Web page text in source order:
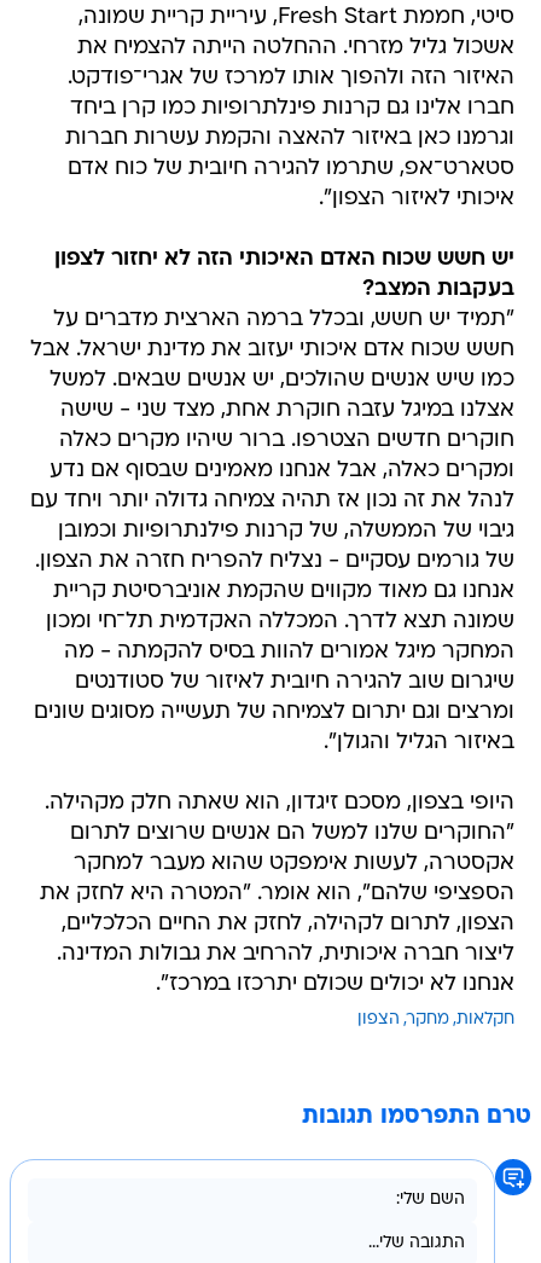
סיטי, חממת Fresh Start, עיריית קריית שמונה,
אשכול גליל מזרחי. ההחלטה הייתה להצמיח את
האיזור הזה ולהפוך אותו למרכז של אגרי־פודקט.
חברו אלינו גם קרנות פינלתרופיות כמו קרן ביחד
וגרמנו כאן באיזור להאצה והקמת עשרות חברות
סטארט־אפ, שתרמו להגירה חיובית של כוח אדם
איכותי לאיזור הצפון".
יש חשש שכוח האדם האיכותי הזה לא יחזור לצפון
בעקבות המצב?
"תמיד יש חשש, ובכלל ברמה הארצית מדברים על
חשש שכוח אדם איכותי יעזוב את מדינת ישראל. אבל
כמו שיש אנשים שהולכים, יש אנשים שבאים. למשל
אצלנו במיגל עזבה חוקרת אחת, מצד שני - שישה
חוקרים חדשים הצטרפו. ברור שיהיו מקרים כאלה
ומקרים כאלה, אבל אנחנו מאמינים שבסוף אם נדע
לנהל את זה נכון אז תהיה צמיחה גדולה יותר ויחד עם
גיבוי של הממשלה, של קרנות פילנתרופיות וכמובן
של גורמים עסקיים - נצליח להפריח חזרה את הצפון.
אנחנו גם מאוד מקווים שהקמת אוניברסיטת קריית
שמונה תצא לדרך. המכללה האקדמית תל־חי ומכון
המחקר מיגל אמורים להוות בסיס להקמתה - מה
שיגרום שוב להגירה חיובית לאיזור של סטודנטים
ומרצים וגם יתרום לצמיחה של תעשייה מסוגים שונים
באיזור הגליל והגולן".
היופי בצפון, מסכם זיגדון, הוא שאתה חלק מקהילה.
"החוקרים שלנו למשל הם אנשים שרוצים לתרום
אקסטרה, לעשות אימפקט שהוא מעבר למחקר
הספציפי שלהם", הוא אומר. "המטרה היא לחזק את
הצפון, לתרום לקהילה, לחזק את החיים הכלכליים,
ליצור חברה איכותית, להרחיב את גבולות המדינה.
אנחנו לא יכולים שכולם יתרכזו במרכז".
חקלאות מחקר הצפון
טרם התפרסמו תגובות